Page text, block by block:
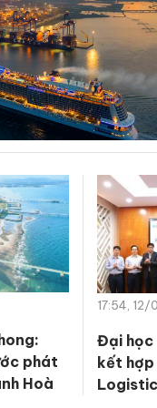
phát
Hoà
17:54,
Đại học
kết
Logistic